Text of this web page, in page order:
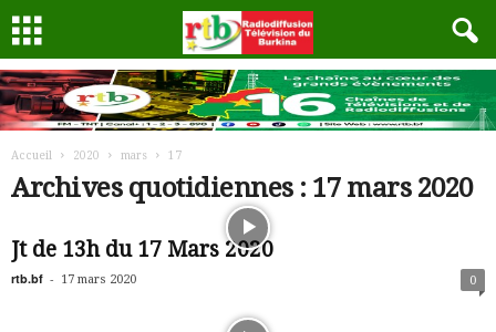
Accueil 2020 mars 17
Archives quotidiennes : 17 mars 2020
Jt de 13h du 17 Mars 2020
rtb.bf - 17 mars 2020 0